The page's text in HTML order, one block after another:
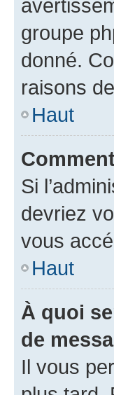
groupe
donné.
raisons
Haut
Si
devriez
vous
Haut
À quoi
de
Il vous